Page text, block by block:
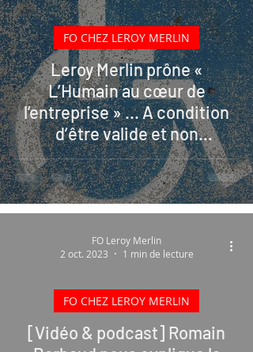
Leroy Merlin prône «
L’Humain au cœur de
l’entreprise » ... A condition
d’être valide et non
syndiqué(e) ?
FO CHEZ LEROY MERLIN
[Vidéo & podcast] Romain
FO CHEZ LEROY MERLIN
FO Leroy Merlin
2 oct. 2023
1 min de lecture